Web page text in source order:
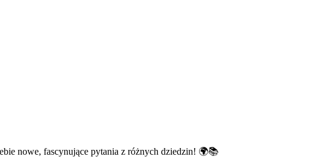
nowe, fascynujące pytania z różnych dziedzin! 🌍📚